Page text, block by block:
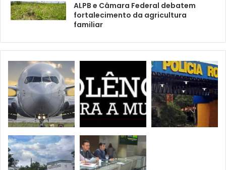
ALPB e Câmara Federal debatem
fortalecimento da agricultura
familiar